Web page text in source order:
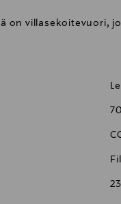
on villasekoitevuori,